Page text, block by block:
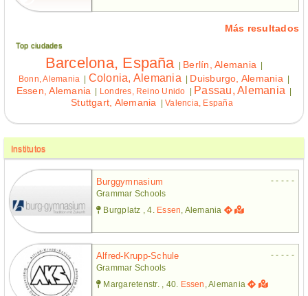
Más resultados
Top ciudades
Barcelona, España | Berlín, Alemania |
Bonn, Alemania | Colonia, Alemania | Duisburgo, Alemania |
Essen, Alemania | Londres, Reino Unido | Passau, Alemania |
Stuttgart, Alemania |Valencia, España
Institutos
Burggymnasium
- - - - -
Grammar Schools
Burgplatz , 4. Essen , Alemania
Alfred-Krupp-Schule
- - - - -
Grammar Schools
Margaretenstr. , 40. Essen , Alemania